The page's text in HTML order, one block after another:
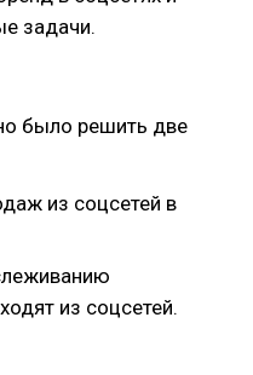
задачи.
было решить две
из соцсетей в
из соцсетей.